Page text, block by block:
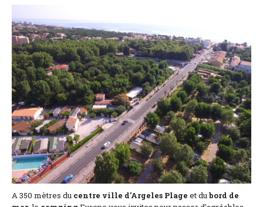
Situación y acceso
Formulario de contacto
Documentación
Noticias
Casa móvil y tarifas
Parcela y tarifas
Habitación por noche y precios
A 350 mètres du centre ville d'Argeles Plage et dubord de